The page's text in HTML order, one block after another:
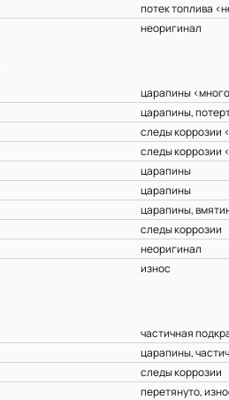
потек топлива
неоригинал
царапины
царапины,
следы коррозии
следы коррозии
царапины
царапины
царапины,
следы коррозии
неоригинал
износ
частичная
царапины,
следы коррозии
перетянуто,